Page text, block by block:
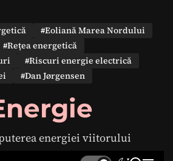
#Eoliană Marea Nordului
#Rețea energetică
#Riscuri energie electrică
#Dan Jørgensen
energiei viitorului